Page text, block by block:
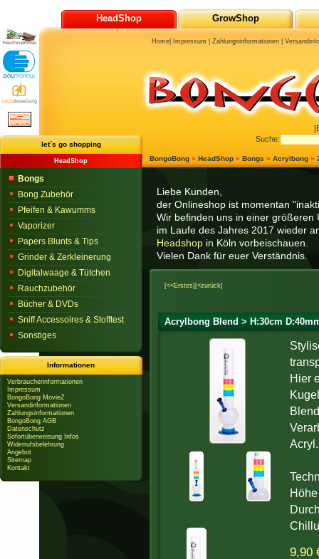
Liebe Kunden,
der Onlineshop ist momentan
Wir befinden uns in einer größeren
im Laufe des Jahres 2017 wieder
Headshop in Köln vorbeischauen.
Vielen Dank für euer Verständnis.
[<<Erstes] [<zurück]
Acrylbong Blend > H:30cm
Hier
Acryl.
9,90
BongoBong » HeadShop » Bongs » Acrylbong »
let´s go shopping
HeadShop
Bongs
Bong Zubehör
Pfeifen & Kawumms
Vaporizer
Papers Blunts & Tips
Grinder & Zerkleinerung
Digitalwaage & Tütchen
Rauchzubehör
Bücher & DVDs
Sniff Accessoires & Stofftest
Sonstiges
Informationen
Verbraucherinformationen
Impressum
BongoBong MovieZ
Versandinformationen
Zahlungsinformationen
BongoBong AGB
Datenschutz
Sofortüberweisung Infos
Widerrufsbelehrung
Angebot
Sitemap
Kontakt
HeadShop GrowShop
Suche:
Home Impressum |Zahlungsinformationen |